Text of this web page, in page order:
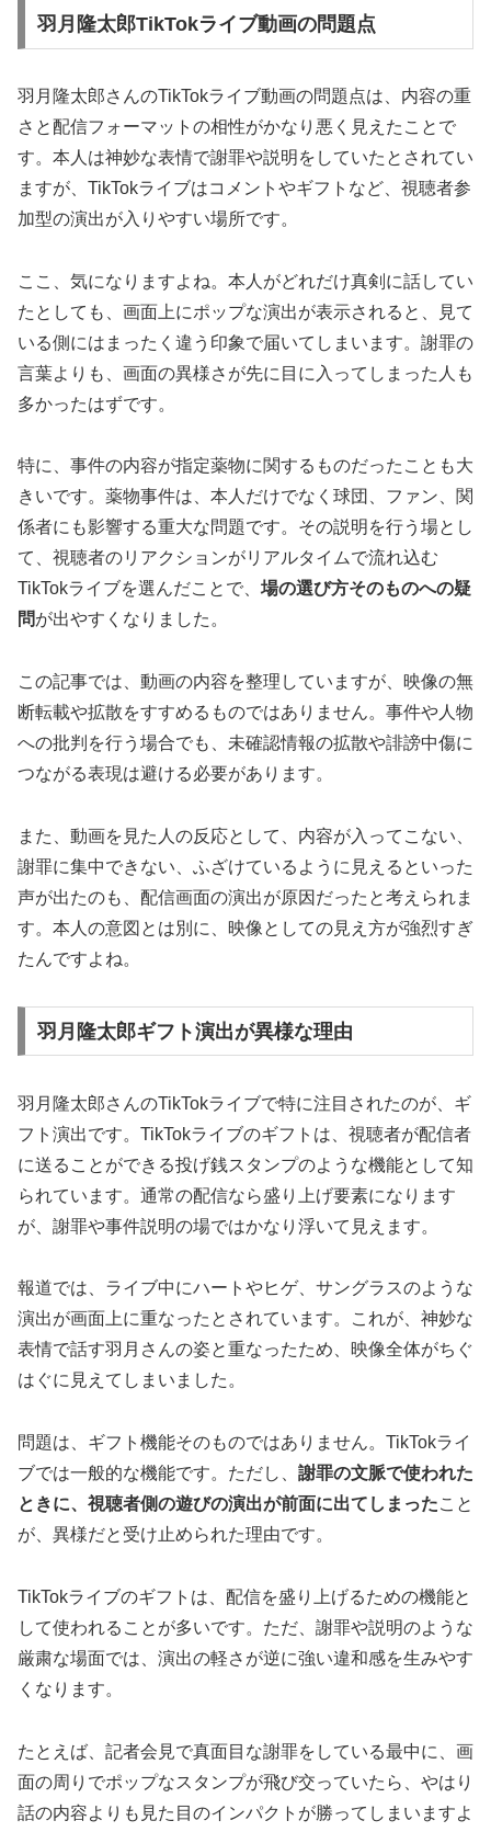
羽月隆太郎TikTokライブ動画の問題点
羽月隆太郎さんのTikTokライブ動画の問題点は、内容の重
さと配信フォーマットの相性がかなり悪く見えたことで
す。本人は神妙な表情で謝罪や説明をしていたとされてい
ますが、TikTokライブはコメントやギフトなど、視聴者参
加型の演出が入りやすい場所です。
ここ、気になりますよね。本人がどれだけ真剣に話してい
たとしても、画面上にポップな演出が表示されると、見て
いる側にはまったく違う印象で届いてしまいます。謝罪の
言葉よりも、画面の異様さが先に目に入ってしまった人も
多かったはずです。
特に、事件の内容が指定薬物に関するものだったことも大
きいです。薬物事件は、本人だけでなく球団、ファン、関
係者にも影響する重大な問題です。その説明を行う場とし
て、視聴者のリアクションがリアルタイムで流れ込む
TikTokライブを選んだことで、 場の選び方そのものへの疑
問が出やすくなりました。
この記事では、動画の内容を整理していますが、映像の無
断転載や拡散をすすめるものではありません。事件や人物
への批判を行う場合でも、未確認情報の拡散や誹謗中傷に
つながる表現は避ける必要があります。
また、動画を見た人の反応として、内容が入ってこない、
謝罪に集中できない、ふざけているように見えるといった
声が出たのも、配信画面の演出が原因だったと考えられま
す。本人の意図とは別に、映像としての見え方が強烈すぎ
たんですよね。
羽月隆太郎ギフト演出が異様な理由
羽月隆太郎さんのTikTokライブで特に注目されたのが、ギ
フト演出です。TikTokライブのギフトは、視聴者が配信者
に送ることができる投げ銭スタンプのような機能として知
られています。通常の配信なら盛り上げ要素になります
が、謝罪や事件説明の場ではかなり浮いて見えます。
報道では、ライブ中にハートやヒゲ、サングラスのような
演出が画面上に重なったとされています。これが、神妙な
表情で話す羽月さんの姿と重なったため、映像全体がちぐ
はぐに見えてしまいました。
問題は、ギフト機能そのものではありません。TikTokライ
ブでは一般的な機能です。ただし、 謝罪の文脈で使われた
ときに、視聴者側の遊びの演出が前面に出てしまったこと
が、異様だと受け止められた理由です。
TikTokライブのギフトは、配信を盛り上げるための機能と
して使われることが多いです。ただ、謝罪や説明のような
厳粛な場面では、演出の軽さが逆に強い違和感を生みやす
くなります。
たとえば、記者会見で真面目な謝罪をしている最中に、画
面の周りでポップなスタンプが飛び交っていたら、やはり
話の内容よりも見た目のインパクトが勝ってしまいますよ